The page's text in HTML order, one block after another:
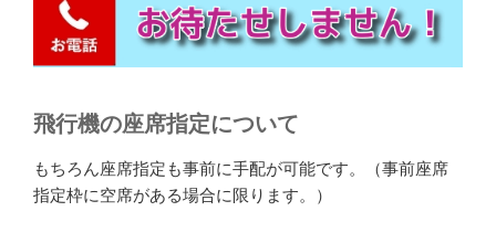
飛行機の座席指定について
もちろん座席指定も事前に手配が可能です。（事前座席
指定枠に空席がある場合に限ります。）